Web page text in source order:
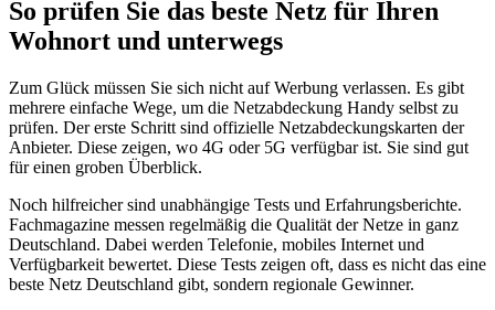
So prüfen Sie das beste Netz für Ihren
Wohnort und unterwegs
Zum Glück müssen Sie sich nicht auf Werbung verlassen. Es gibt
mehrere einfache Wege, um die Netzabdeckung Handy selbst zu
prüfen. Der erste Schritt sind offizielle Netzabdeckungskarten der
Anbieter. Diese zeigen, wo 4G oder 5G verfügbar ist. Sie sind gut
für einen groben Überblick.
Noch hilfreicher sind unabhängige Tests und Erfahrungsberichte.
Fachmagazine messen regelmäßig die Qualität der Netze in ganz
Deutschland. Dabei werden Telefonie, mobiles Internet und
Verfügbarkeit bewertet. Diese Tests zeigen oft, dass es nicht das eine
beste Netz Deutschland gibt, sondern regionale Gewinner.